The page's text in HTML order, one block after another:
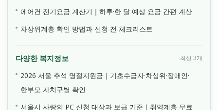
에어컨 전기요금 계산기｜하루·한 달 예상 요금 간편 계산
차상위계층 확인 방법과 신청 전 체크리스트
다양한 복지정보 최신 3개
2026 서울 추석 명절지원금｜기초수급자·차상위·장애인·
한부모 자치구별 확인
서울시 사랑의 PC 신청 대상과 보급 기준｜취약계층 무료